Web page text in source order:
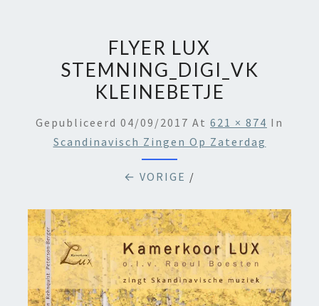
FLYER LUX
STEMNING_DIGI_VK
KLEINEBETJE
Gepubliceerd 04/09/2017 At 621 × 874 In
Scandinavisch Zingen Op Zaterdag
← VORIGE /